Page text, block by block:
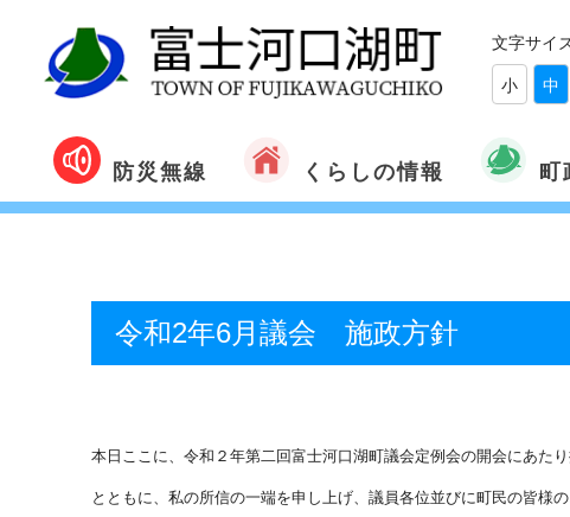
文字サイ
小 中
防災無線 くらしの情報 町
令和2年6月議会 施政方針
本日ここに、令和２年第二回富士河口湖町議会定例会の開会にあた
とともに、私の所信の一端を申し上げ、議員各位並びに町民の皆様